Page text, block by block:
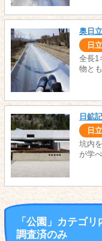
奥日
日
全長1
物と
日鉱
日
坑内
が学
「公園」カテゴ
調査済のみ